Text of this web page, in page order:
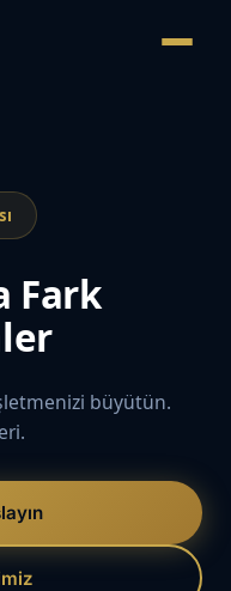
Fark
büyütün.